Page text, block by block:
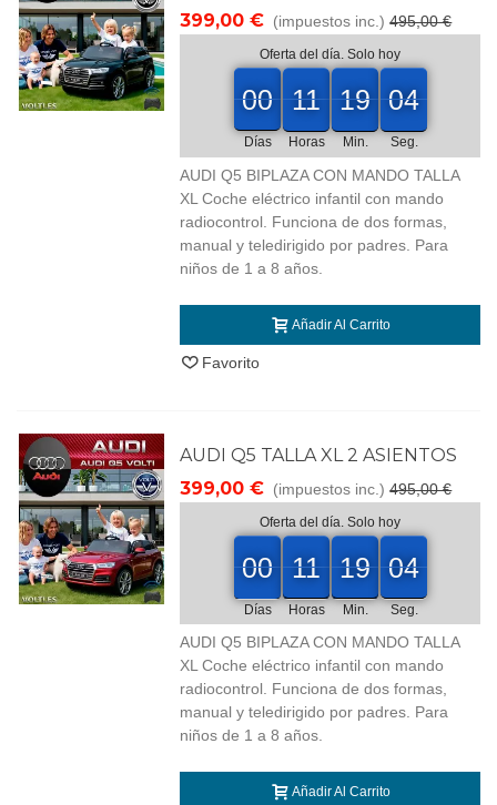
399,00 € (impuestos inc.) 495,00 €
Oferta del día. Solo hoy
00
00
00
Días
11
11
00
Horas
19
19
00
Min.
03
03
04
Seg.
AUDI Q5 BIPLAZA CON MANDO TALLA
XL Coche eléctrico infantil con mando
radiocontrol. Funciona de dos formas,
manual y teledirigido por padres. Para
niños de 1 a 8 años.
Añadir Al Carrito
Favorito
AUDI Q5 TALLA XL 2 ASIENTOS
399,00 € (impuestos inc.) 495,00 €
Oferta del día. Solo hoy
00
00
00
Días
11
11
00
Horas
19
19
00
Min.
03
03
04
Seg.
AUDI Q5 BIPLAZA CON MANDO TALLA
XL Coche eléctrico infantil con mando
radiocontrol. Funciona de dos formas,
manual y teledirigido por padres. Para
niños de 1 a 8 años.
Añadir Al Carrito